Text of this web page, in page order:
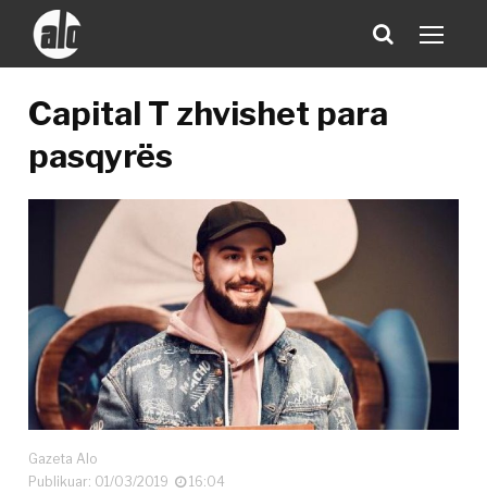
Capital T zhvishet para
pasqyrës
Gazeta Alo
Publikuar: 01/03/2019
16:04